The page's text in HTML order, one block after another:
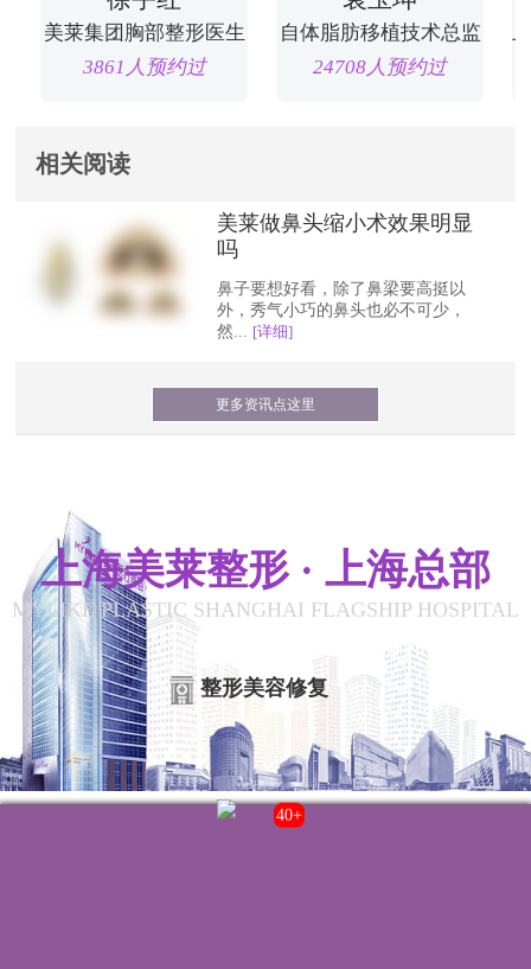
美莱集团胸部整形医生
3861人预约过
自体脂肪移植技术总监
24708人预约过
相关阅读
美莱做鼻头缩小术效果明显
吗
鼻子要想好看，除了鼻梁要高挺以
外，秀气小巧的鼻头也必不可少，
然... [详细]
更多资讯点这里
上海美莱整形 · 上海总部
MYLIKE PLASTIC SHANGHAI FLAGSHIP HOSPITAL
整形美容修复
43+